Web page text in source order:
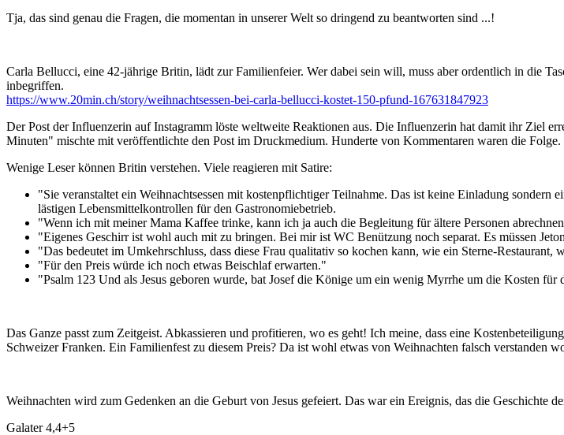
Tja, das sind genau die Fragen, die momentan in unserer Welt so dringend zu beantworten sind ...!
Carla Bellucci, eine 42-jährige Britin, lädt zur Familienfeier. Wer dabei sein will, muss aber ordentlich in die
inbegriffen.
https://www.20min.ch/story/weihnachtsessen-bei-carla-bellucci-kostet-150-pfund-167631847923
Der Post der Influenzerin auf Instagramm löste weltweite Reaktionen aus. Die Influenzerin hat damit ihr Ziel
Minuten" mischte mit veröffentlichte den Post im Druckmedium. Hunderte von Kommentaren waren die Folge.
Wenige Leser können Britin verstehen. Viele reagieren mit Satire:
"Sie veranstaltet ein Weihnachtsessen mit kostenpflichtiger Teilnahme. Das ist keine Einladung sondern
lästigen Lebensmittelkontrollen für den Gastronomiebetrieb.
"Wenn ich mit meiner Mama Kaffee trinke, kann ich ja auch die Begleitung für ältere Personen
"Eigenes Geschirr ist wohl auch mit zu bringen. Bei mir ist WC Benützung noch separat. Es müssen
"Das bedeutet im Umkehrschluss, dass diese Frau qualitativ so kochen kann, wie ein Sterne-Restaurant,
"Für den Preis würde ich noch etwas Beischlaf erwarten."
"Psalm 123 Und als Jesus geboren wurde, bat Josef die Könige um ein wenig Myrrhe um die Kosten für
Das Ganze passt zum Zeitgeist. Abkassieren und profitieren, wo es geht! Ich meine, dass eine
Schweizer Franken. Ein Familienfest zu diesem Preis? Da ist wohl etwas von Weihnachten falsch verstanden
Weihnachten wird zum Gedenken an die Geburt von Jesus gefeiert. Das war ein Ereignis, das die Geschichte
Galater 4,4+5